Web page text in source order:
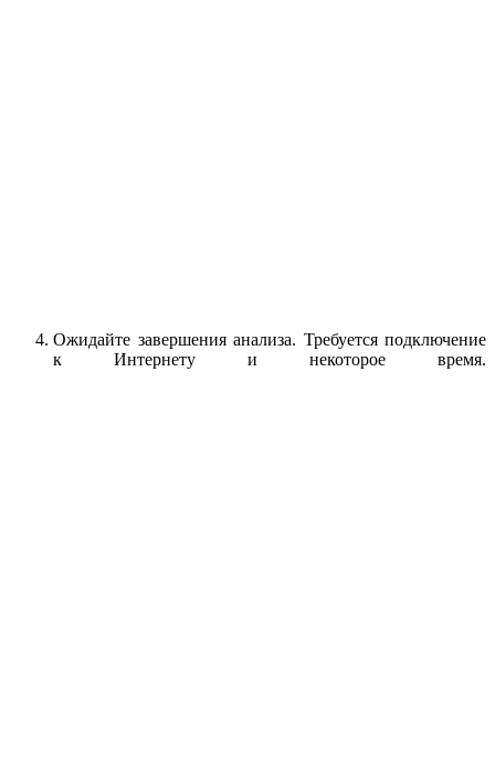
Ожидайте завершения анализа. Требуется подключение
к Интернету и некоторое время.